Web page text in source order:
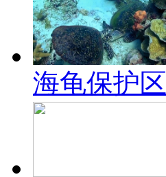
海龟保护区